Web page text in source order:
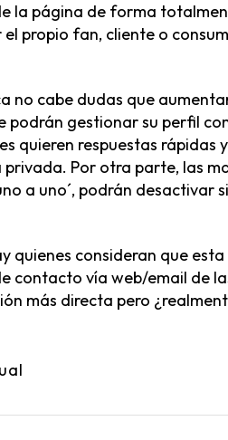
la página de forma
propio fan, cliente o
no cabe dudas que
podrán gestionar su perfil
quieren respuestas rápidas
Por otra parte, las
a uno´, podrán desactivar
quienes consideran que
contacto vía web/email de
más directa pero